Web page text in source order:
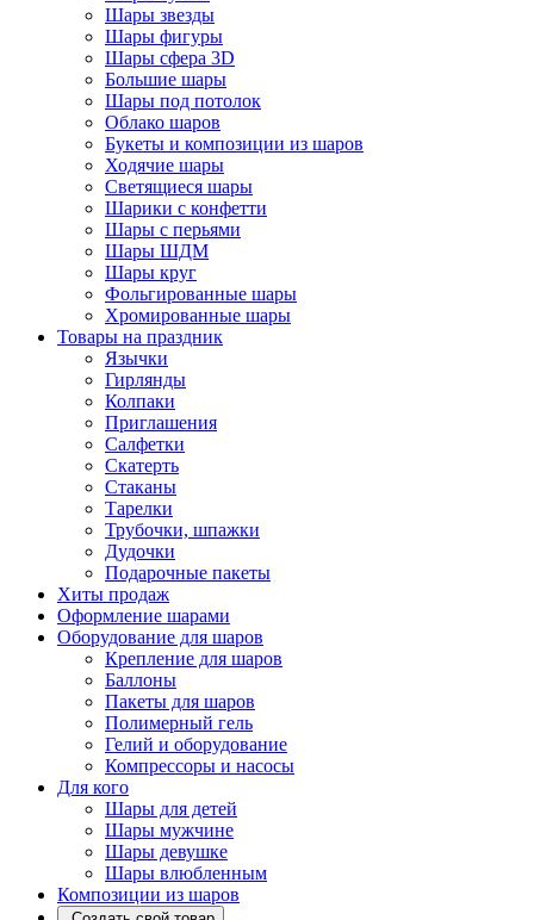
Шары звезды
Шары фигуры
Шары сфера 3D
Большие шары
Шары под потолок
Облако шаров
Букеты и композиции из шаров
Ходячие шары
Светящиеся шары
Шарики с конфетти
Шары с перьями
Шары ШДМ
Шары круг
Фольгированные шары
Хромированные шары
Товары на праздник
Язычки
Гирлянды
Колпаки
Приглашения
Салфетки
Скатерть
Стаканы
Тарелки
Трубочки, шпажки
Дудочки
Подарочные пакеты
Хиты продаж
Оформление шарами
Оборудование для шаров
Крепление для шаров
Баллоны
Пакеты для шаров
Полимерный гель
Гелий и оборудование
Компрессоры и насосы
Для кого
Шары для детей
Шары мужчине
Шары девушке
Шары влюбленным
Композиции из шаров